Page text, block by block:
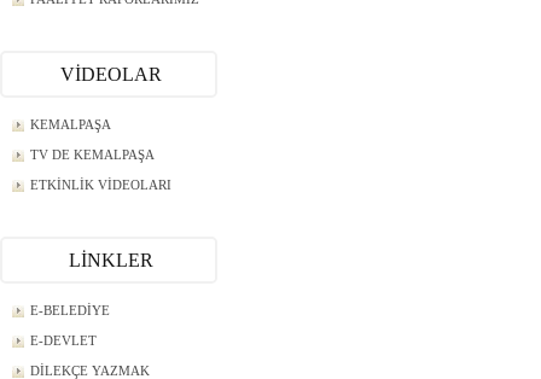
VİDEOLAR
KEMALPAŞA
TV DE KEMALPAŞA
ETKİNLİK VİDEOLARI
LİNKLER
E-BELEDİYE
E-DEVLET
DİLEKÇE YAZMAK